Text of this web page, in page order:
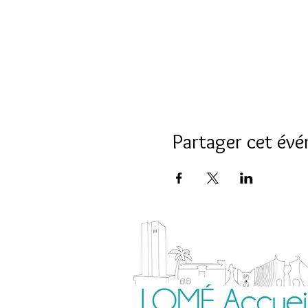
Partager cet